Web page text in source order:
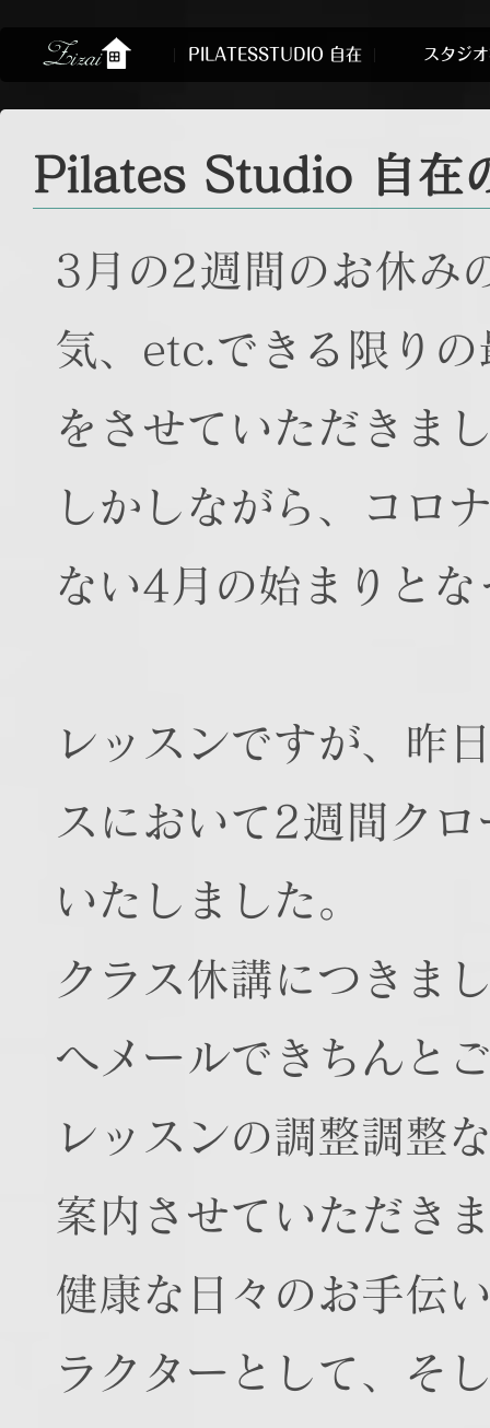
PILATESSTUDIO 自在 スタジ
Pilates Studio 自在
3月の2週間のお休み
気、etc.できる限り
をさせていただきま
しかしながら、コロ
ない4月の始まりと
レッスンですが、昨
スにおいて2週間ク
いたしました。
クラス休講につきま
へメールできちんと
レッスンの調整調整
案内させていただき
健康な日々のお手伝
ラクターとして、そ